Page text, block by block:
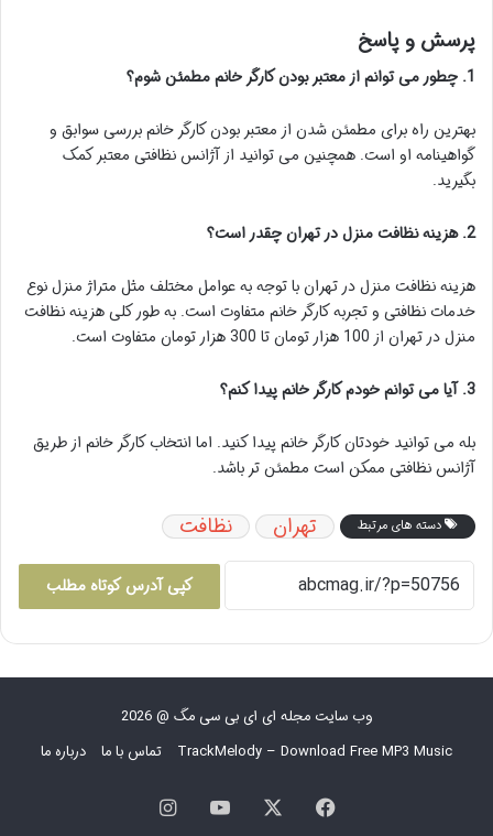
پرسش و پاسخ
1. چطور می توانم از معتبر بودن کارگر خانم مطمئن شوم؟
بهترین راه برای مطمئن شدن از معتبر بودن کارگر خانم بررسی سوابق و
گواهینامه او است. همچنین می توانید از آژانس نظافتی معتبر کمک
بگیرید.
2. هزینه نظافت منزل در تهران چقدر است؟
هزینه نظافت منزل در تهران با توجه به عوامل مختلف مثل متراژ منزل نوع
خدمات نظافتی و تجربه کارگر خانم متفاوت است. به طور کلی هزینه نظافت
منزل در تهران از 100 هزار تومان تا 300 هزار تومان متفاوت است.
3. آیا می توانم خودم کارگر خانم پیدا کنم؟
بله می توانید خودتان کارگر خانم پیدا کنید. اما انتخاب کارگر خانم از طریق
آژانس نظافتی ممکن است مطمئن تر باشد.
دسته های مرتبط تهران نظافت
کپی آدرس کوتاه مطلب
وب سایت مجله ای ای بی سی مگ @ 2026
TrackMelody – Download Free MP3 Music
تماس با ما درباره ما
فیس یوتیوباینستاگرام